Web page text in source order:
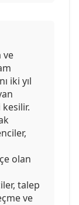
ve
iki yıl
olan
talep
ve